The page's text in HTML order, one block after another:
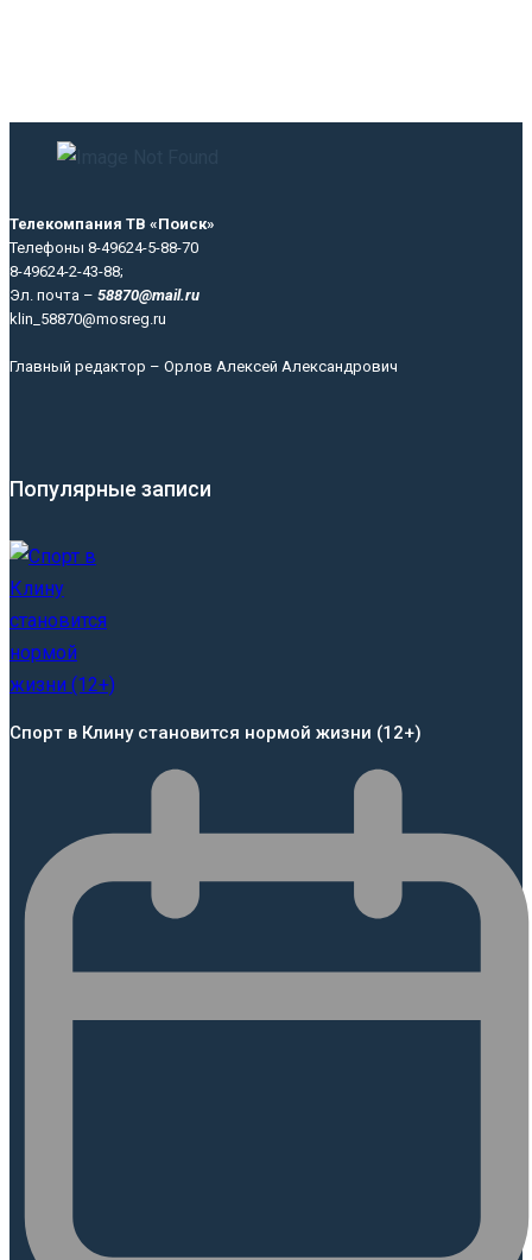
Телекомпания ТВ «Поиск»
Телефоны 8-49624-5-88-70
8-49624-2-43-88;
Эл. почта – 58870@mail.ru
klin_58870@mosreg.ru
Главный редактор – Орлов Алексей Александрович
Популярные записи
Спорт в Клину становится нормой жизни (12+)